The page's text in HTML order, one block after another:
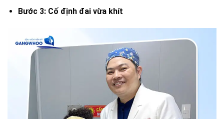
Bước 3: Cố định đai vừa khít